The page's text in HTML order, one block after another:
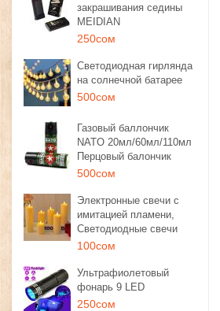
закрашивания седины
MEIDIAN
250сом
Светодиодная гирлянда
на солнечной батарее
500сом
Газовый баллончик
NATO 20мл/60мл/110мл
Перцовый балончик
500сом
Электронные свечи с
имитацией пламени,
Светодиодные свечи
100сом
Ультрафиолетовый
фонарь 9 LED
250сом